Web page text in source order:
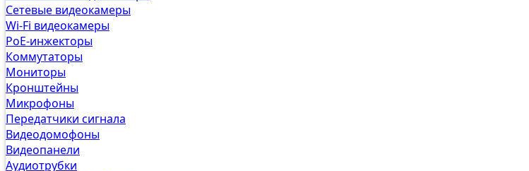
Сетевые видеокамеры
Wi-Fi видеокамеры
PoE-инжекторы
Коммутаторы
Мониторы
Кронштейны
Микрофоны
Передатчики сигнала
Видеодомофоны
Видеопанели
Аудиотрубки